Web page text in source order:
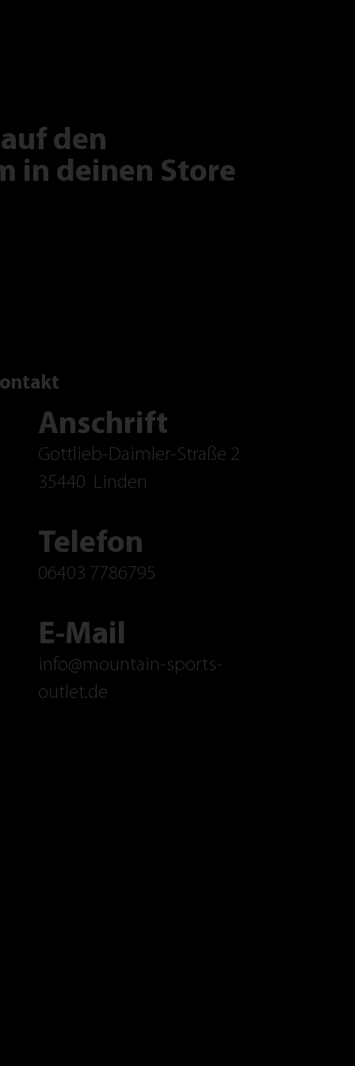
06403 7786795
Telefon
info@mountain-sports-
outlet.de
E-Mail
Linden
35440
Gottlieb-Daimler-Straße 2
Anschrift
den
in deinen Store